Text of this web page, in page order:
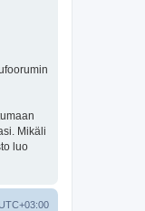
Mikäli
luo
UTC+03:00